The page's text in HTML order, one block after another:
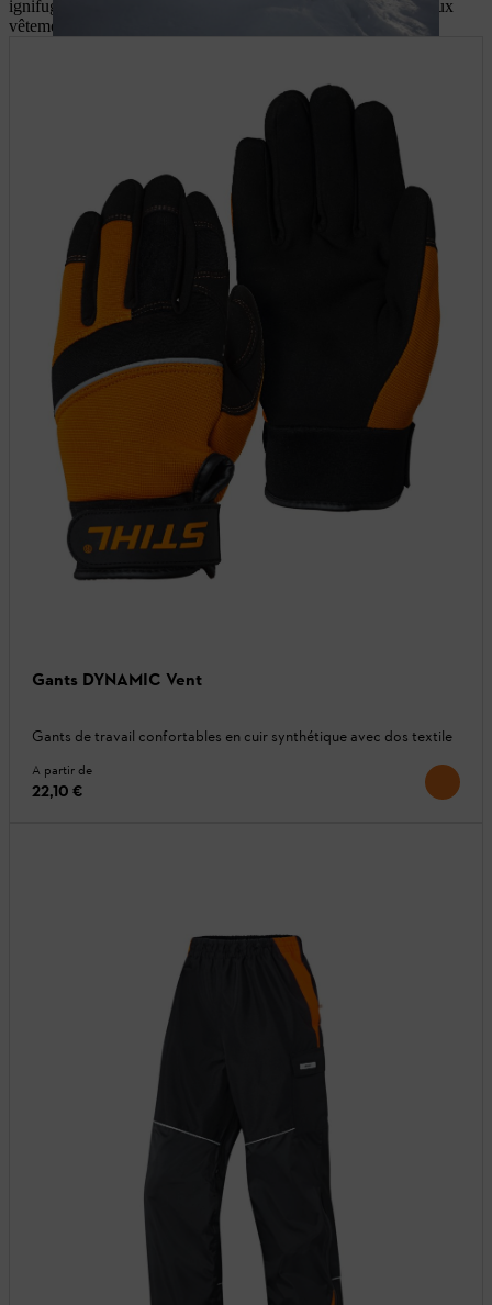
ignifuges et résistants à l'eau et à la neige, offrant une option aux
vêtements de protection que vous porteriez normalement.
Gants DYNAMIC Vent
Gants de travail confortables en cuir synthétique avec dos textile
A partir de
22,10 €